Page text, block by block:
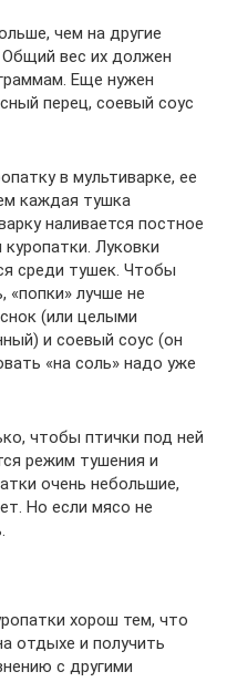
чем на другие
вес их должен
Еще нужен
перец, соевый соус
в мультиварке, ее
каждая тушка
наливается постное
Луковки
среди тушек. Чтобы
«попки» лучше не
(или целыми
и соевый соус (он
«на соль» надо уже
чтобы птички под ней
режим тушения и
очень небольшие,
Но если мясо не
хорош тем, что
отдыхе и получить
с другими